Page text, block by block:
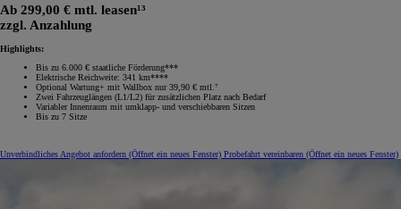
Ab 299,00 € mtl. leasen¹³
zzgl. Anzahlung
Highlights:
Bis zu 6.000 € staatliche Förderung***
Elektrische Reichweite: 341 km****
Optional Wartung+ mit Wallbox nur 39,90 € mtl.⁷
Zwei Fahrzeuglängen (L1/L2) für zusätzlichen Platz nach Bedarf
Variabler Innenraum mit umklapp‑ und verschiebbaren Sitzen
Bis zu 7 Sitze
Unverbindliches Angebot anfordern (Öffnet ein neues Fenster) Probefahrt vereinbaren (Öffnet ein neues Fenster)